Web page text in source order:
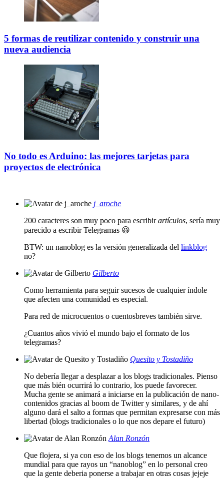
5 formas de reutilizar contenido y construir una
nueva audiencia
No todo es Arduino: las mejores tarjetas para
proyectos de electrónica
j_aroche
200 caracteres son muy poco para escribirartículos, sería muy
parecido a escribir Telegramas 😆
BTW: un nanoblog es la versión generalizada del linkblog
no?
Gilberto
Como herramienta para seguir sucesos de cualquier índole
que afecten una comunidad es especial.
Para red de microcuentos o cuentosbreves también sirve.
¿Cuantos años vivió el mundo bajo el formato de los
telegramas?
Quesito y Tostadiño
No debería llegar a desplazar a los blogs tradicionales. Pienso
que más bién ocurrirá lo contrario, los puede favorecer.
Mucha gente se animará a iniciarse en la publicación de nano-
contenidos gracias al boom de Twitter y similares, y de ahí
alguno dará el salto a formas que permitan expresarse con más
libertad (blogs tradicionales o lo que nos depare el futuro)
Alan Ronzón
Que flojera, si ya con eso de los blogs tenemos un alcance
mundial para que rayos un “nanoblog” en lo personal creo
que la gente deberia ponerse a trabajar en otras cosas jejeje